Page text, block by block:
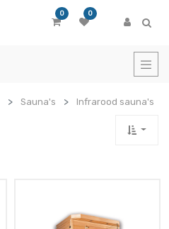
0 0
Sauna's Infrarood sauna's